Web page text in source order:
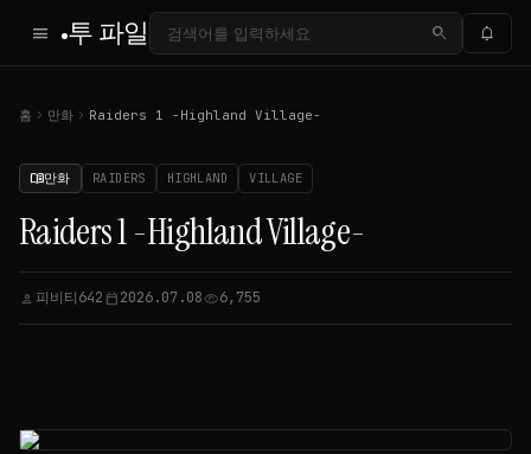
menu 투 파일 search notifications
홈 chevron_right 만화 chevron_right Raiders 1 -Highland Village-
menu_book만화 RAIDERS HIGHLAND VILLAGE
Raiders 1 -Highland Village-
person 피비티642 calendar_today2026.07.08visibility6,755